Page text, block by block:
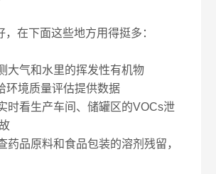
，在下面这些地方用得挺多：
大气和水里的挥发性有机物
环境质量评估提供数据
时看生产车间、储罐区的VOCs泄
药品原料和食品包装的溶剂残留，